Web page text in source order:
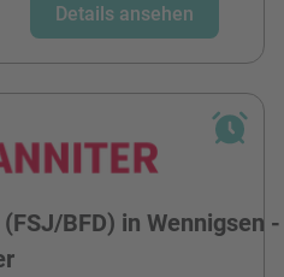
Details ansehen
BFD) in Wennigsen